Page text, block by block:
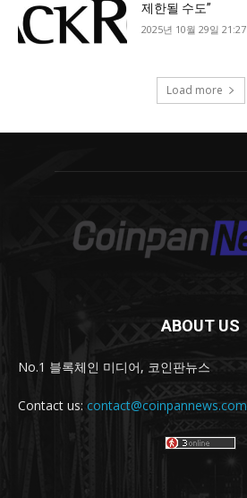
ABOUT US
No.1 블록체인 미디어, 코인판뉴스
Contact us: contact@coinpannews.com